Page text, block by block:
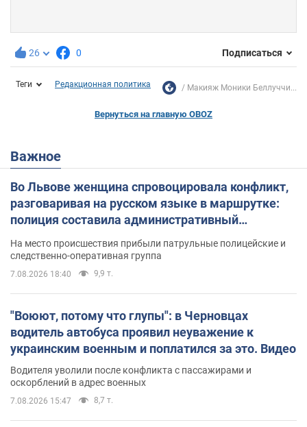
26 0 Подписаться
Теги Редакционная политика Макияж Моники Беллуччи...
Вернуться на главную OBOZ
Важное
Во Львове женщина спровоцировала конфликт,
разговаривая на русском языке в маршрутке:
полиция составила административный
На место происшествия прибыли патрульные полицейские и
следственно-оперативная группа
7.08.2026 18:40 9,9 т.
"Воюют, потому что глупы": в Черновцах
водитель автобуса проявил неуважение к
украинским военным и поплатился за это. Видео
Водителя уволили после конфликта с пассажирами и
оскорблений в адрес военных
7.08.2026 15:47 8,7 т.